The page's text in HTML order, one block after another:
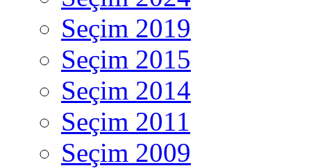
Seçim 2019
Seçim 2015
Seçim 2014
Seçim 2011
Seçim 2009